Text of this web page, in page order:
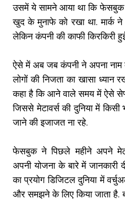
उसमें ये सामने आया था कि
खुद के मुनाफे को रखा था. मार्क
लेकिन कंपनी की काफी किरकिरी
ऐसे में अब जब कंपनी ने अपना नाम
लोगों की निजता का खासा ध्यान
कहा है कि आने वाले समय में ऐसे
जिससे मेटावर्स की दुनिया में
जाने की इजाजत ना रहे.
फेसबुक ने पिछले महीने अपने
अपनी योजना के बारे में जानकारी
का प्रयोग डिजिटल दुनिया में
और समझने के लिए किया जाता है.